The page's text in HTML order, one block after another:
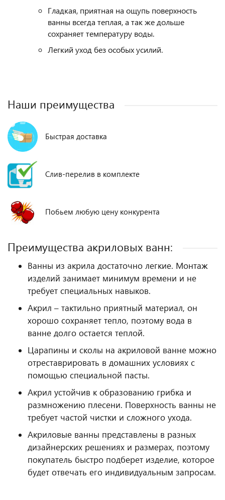
Гладкая, приятная на ощупь поверхность
ванны всегда теплая, а так же дольше
сохраняет температуру воды.
Легкий уход без особых усилий.
Наши преимущества
Быстрая доставка
Слив-перелив в комплекте
Побьем любую цену конкурента
Преимущества акриловых ванн:
Ванны из акрила достаточно легкие. Монтаж
изделий занимает минимум времени и не
требует специальных навыков.
Акрил – тактильно приятный материал, он
хорошо сохраняет тепло, поэтому вода в
ванне долго остается теплой.
Царапины и сколы на акриловой ванне можно
отреставрировать в домашних условиях с
помощью специальной пасты.
Акрил устойчив к образованию грибка и
размножению плесени. Поверхность ванны не
требует частой чистки и сложного ухода.
Акриловые ванны представлены в разных
дизайнерских решениях и размерах, поэтому
покупатель быстро подберет изделие, которое
будет отвечать его индивидуальным запросам.